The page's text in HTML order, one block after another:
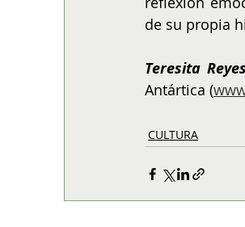
de su propia
Teresita
Antártica (
CULTURA